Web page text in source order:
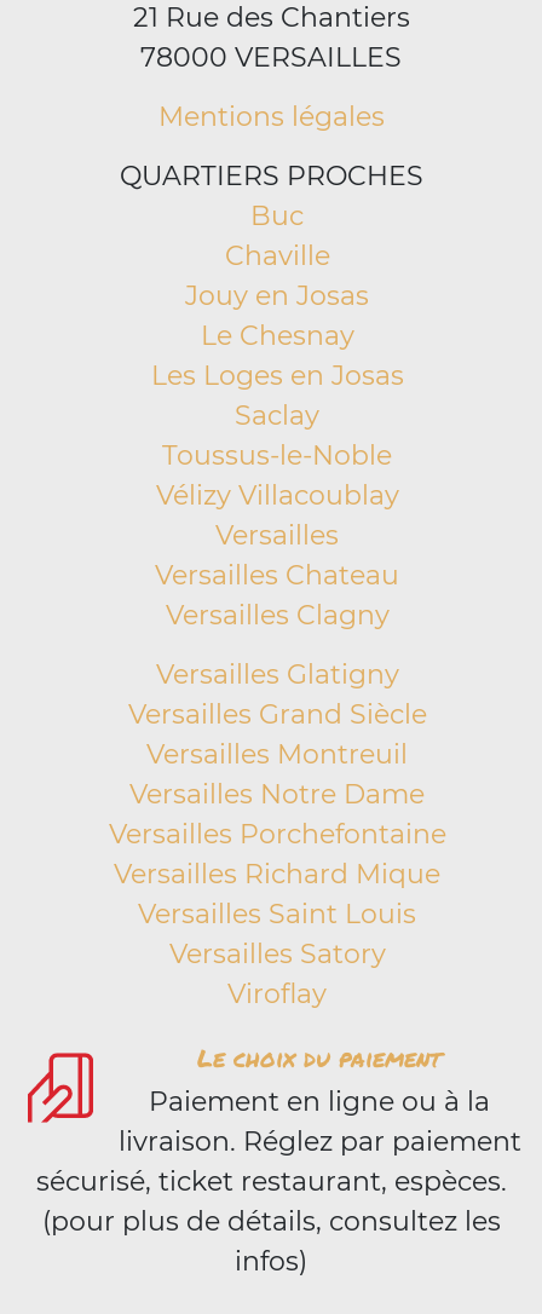
21 Rue des Chantiers
78000 VERSAILLES
Mentions légales
QUARTIERS PROCHES
Buc
Chaville
Jouy en Josas
Le Chesnay
Les Loges en Josas
Saclay
Toussus-le-Noble
Vélizy Villacoublay
Versailles
Versailles Chateau
Versailles Clagny
Versailles Glatigny
Versailles Grand Siècle
Versailles Montreuil
Versailles Notre Dame
Versailles Porchefontaine
Versailles Richard Mique
Versailles Saint Louis
Versailles Satory
Viroflay
Le choix du paiement
Paiement en ligne ou à la
livraison. Réglez par paiement
sécurisé, ticket restaurant, espèces.
(pour plus de détails, consultez les
infos)